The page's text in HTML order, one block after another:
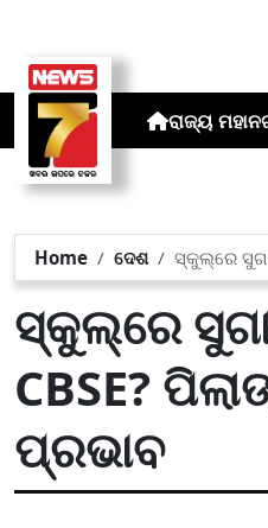
ରାଜ୍ୟ
Home ଦେଶ ସ୍କୁଲ୍‌ରେ
ସ୍କୁଲ୍‌ରେ
CBSE?
ପ୍ରଭାବ